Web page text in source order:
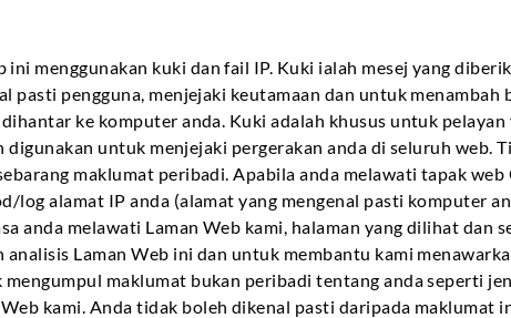
menggunakan kuki dan fail IP. Kuki ialah mesej yang
pengguna, menjejaki keutamaan dan untuk menambah
ke komputer anda. Kuki adalah khusus untuk
digunakan untuk menjejaki pergerakan anda di seluruh web.
maklumat peribadi. Apabila anda melawati tapak
log alamat IP anda (alamat yang mengenal pasti komputer
anda melawati Laman Web kami, halaman yang dilihat dan
Laman Web ini dan untuk membantu kami
maklumat bukan peribadi tentang anda seperti
kami. Anda tidak boleh dikenal pasti daripada maklumat